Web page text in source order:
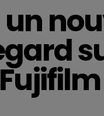
un
Fujifilm